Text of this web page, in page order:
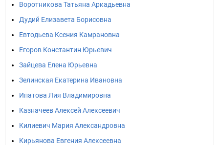
Воротникова Татьяна Аркадьевна
Дудий Елизавета Борисовна
Евтодьева Ксения Камрановна
Егоров Константин Юрьевич
Зайцева Елена Юрьевна
Зелинская Екатерина Ивановна
Ипатова Лия Владимировна
Казначеев Алексей Алексеевич
Килиевич Мария Александровна
Кирьянова Евгения Алексеевна